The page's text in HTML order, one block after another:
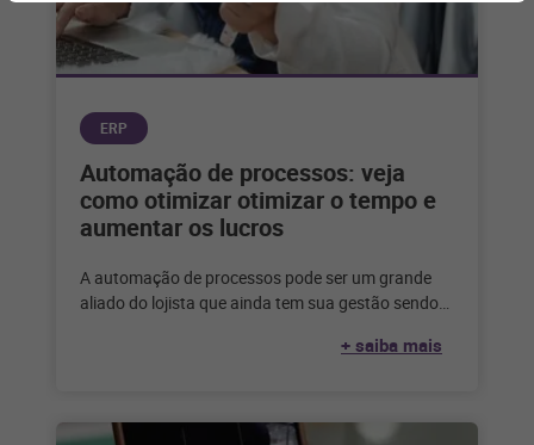
ERP
Automação de processos: veja
como otimizar otimizar o tempo e
aumentar os lucros
A automação de processos pode ser um grande
aliado do lojista que ainda tem sua gestão sendo
+ saiba mais